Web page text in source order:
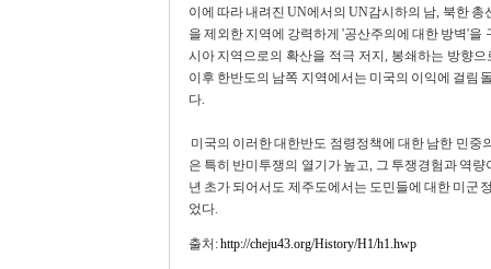
이에 따라 내려진 UN에서의 UN감시하의 남, 북한
을 제외한 지역에 강력하게 '공산주의에 대한 방벽'
시아 지역으로의 확산을 적극 저지, 봉쇄하는 방향
이후 한반도의 남쪽 지역에서는 미국의 이익에 걸림
다.
미국의 이러한 대한반도 점령정책에 대한 남한 민중
은 특히 반미투쟁의 열기가 높고, 그 투쟁경험과 역
년 초가 되어서도 제주도에서는 도민들에 대한 미군
었다.
출처:http://cheju43.org/History/H1/h1.hwp